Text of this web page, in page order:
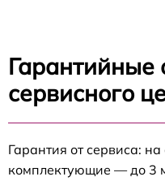
Гарантийные
сервисного
Гарантия от сервиса:
комплектующие — до 3